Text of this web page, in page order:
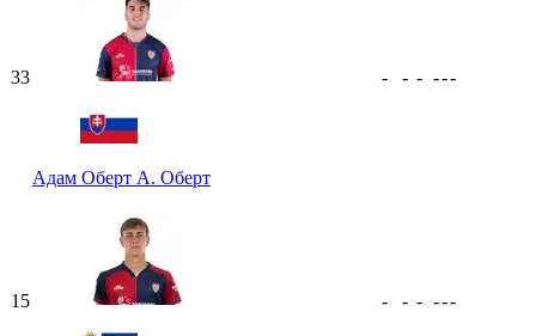
33
Адам Оберт А. Оберт
- - - ---
15 - - - ---